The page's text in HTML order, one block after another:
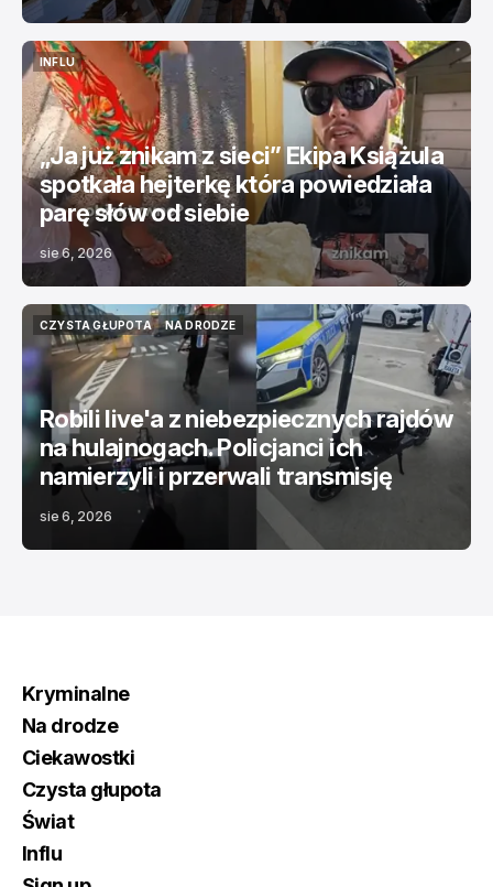
INFLU
INFLU
„Ja już znikam z sieci” Ekipa Książula
spotkała hejterkę która powiedziała
parę słów od siebie
sie 6, 2026
CZYSTA GŁUPOTA
CZYSTA GŁUPOTA
NA DRODZE
NA DRODZE
Robili live'a z niebezpiecznych rajdów
na hulajnogach. Policjanci ich
namierzyli i przerwali transmisję
sie 6, 2026
Kryminalne
Na drodze
Ciekawostki
Czysta głupota
Świat
Influ